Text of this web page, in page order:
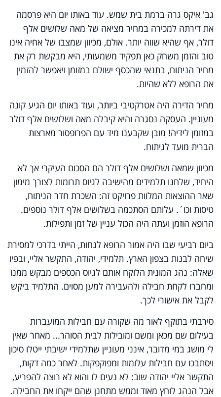
גב' איקס גרה ברמת בית שמש. עוד באותו יום היא פרסמה
את דירתה למכירה במחיר מציאה של מאה שלושים אלף
דולר, אף שהיא שווה יותר. אולם, מכיוון שמצבו של אחיה אינו
טוב והזמן משחק כאן תפקיד משמעותי, היא מבקשת רק את
מחיר הניתוח, בתנאי שהכסף ישולם במזומן ויאפשר להזמין
את הרופא ללא שהיות.
מחיר הדירה היה אטרקטיבי ביותר, ועוד באותו יום הגיע קונה
מעוניין. העסקה נסגרה והיא קיבלה מאה ושלושים אלף דולר
במזומן לידיה! מובן שקבענו מיד עם הפרופסור מארצות
הברית מועד לניתוח.
מכיוון שמאה ושלושים אלף דולר הם הסכום העיקרי אך לא
היחיד, שלחנו תלמידים מהישיבה לגיוס תרומות לצורך מימון
שאר ההוצאות המלוות פרויקט זה: השכרת חדר הניתוח,
טיסות וכו´. עלותם הסתכמה בשלושים אלף דולר נוספים.
הרופא הוזמן ועתה היה הכול עניין של זמן ותפילות.
ביום רביעי שבו היה אמור הרופא לנחות, הייתי בדרכי למסירת
שיחה לבנות בצפון הארץ. תלמידי, יהודה, התקשר אליי, ובפיו
שאלה: נהג המונית הלוקח אותם לגיוס הכספים מבקש ממנו
ומחברו לקחת חבילה ולהעבירה למען מסוים. התלמיד ביקש
לקבל את אישורי לכך.
סירבתי בתוקף לאור מה שקורה עם חבילות המועברות
בעילום שם מכאן ומשם ומובילות לבית הסוהר... מאחר שאין
לי מושג במי מדובר, אינני מעוניין שתלמידי ישיבתי ייטלו סיכון
ויסתבכו עם חבילות עלומות ומפוקפקות. לאחר כמה דקות,
התקשר אליי יהודה שוב: לא נעים לו והוא לא רוצה להפריע,
אבל הנהג לוחץ מאוד וממש מתחנן שהם ייקחו את החבילה.